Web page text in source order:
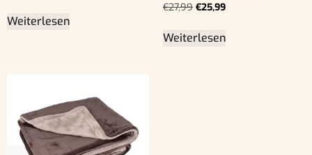
Weiterlesen
€27,99 €25,99
Weiterlesen